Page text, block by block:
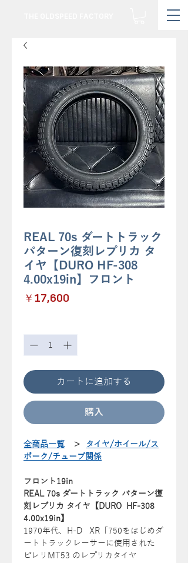
REAL 70s ダートトラック
パターン復刻レプリカ タ
イヤ【DURO HF-308
4.00x19in】フロント
￥17,600
カートに追加する
購入
全商品一覧 ＞
タイヤ/ホイール/ス
ポーク/チューブ関係
フロント19in
REAL 70s ダートトラック パターン復
刻レプリカ タイヤ【DURO HF-308
4.00x19in】
1970年代、H-D XR「750をはじめダ
ートトラックレーサーに使用された
ピレリMT53 のレプリカタイヤ